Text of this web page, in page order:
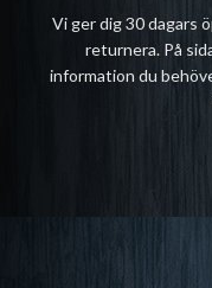
Vi ger dig 30 dagars
returnera. På
information du